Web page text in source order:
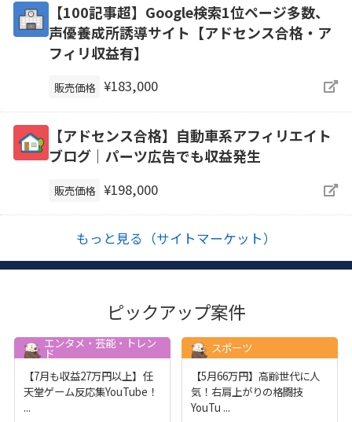
【100記事超】Google検索1位ページ多数、
声優養成所誘導サイト【アドセンス合格・ア
フィリ収益有】
販売価格 ¥183,000
【アドセンス合格】自動車系アフィリエイト
ブログ｜パーツ広告でも収益発生
販売価格 ¥198,000
もっと見る（サイトマーケット）
ピックアップ案件
エンタメ・芸能・トレン
ド
【7月も収益27万円以上】任
天堂ゲーム反応集YouTube！
...
スポーツ
【5月66万円】高齢世代に人
気！右肩上がりの格闘技
YouTu ...